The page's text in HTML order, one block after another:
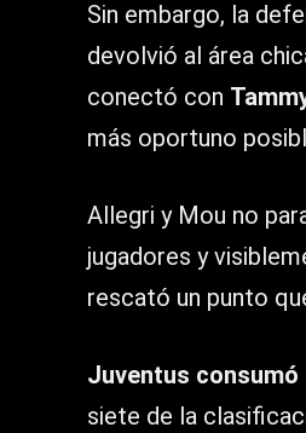
Sin embargo, la
devolvió al área
conectó con
más oportuno
Allegri y Mou no
jugadores y
rescató un punto
Juventus
siete de la